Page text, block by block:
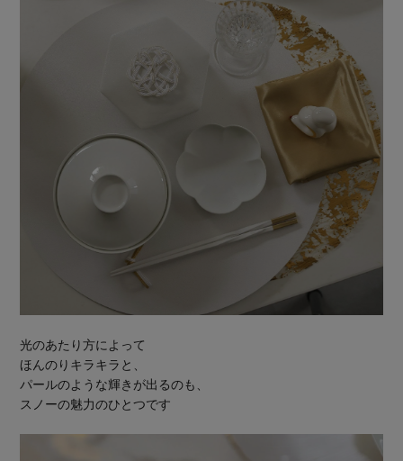
光のあたり方によって
ほんのりキラキラと、
パールのような輝きが出るのも、
スノーの魅力のひとつです